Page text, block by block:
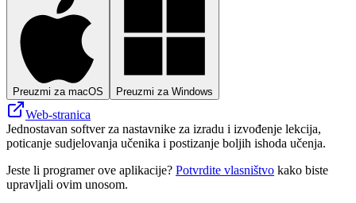
Preuzmi za macOS Preuzmi za Windows
Web-stranica
Jednostavan softver za nastavnike za izradu i izvođenje lekcija,
poticanje sudjelovanja učenika i postizanje boljih ishoda učenja.
Jeste li programer ove aplikacije? Potvrdite vlasništvo kako biste
upravljali ovim unosom.